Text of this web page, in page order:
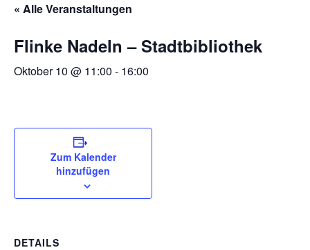
« Alle Veranstaltungen
Flinke Nadeln – Stadtbibliothek
Oktober 10 @ 11:00 - 16:00
Zum Kalender
hinzufügen
DETAILS